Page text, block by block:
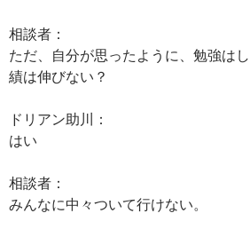
相談者：
ただ、自分が思ったように、勉強は
績は伸びない？
ドリアン助川：
はい
相談者：
みんなに中々ついて行けない。